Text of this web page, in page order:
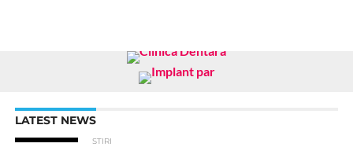
LATEST NEWS
STIRI